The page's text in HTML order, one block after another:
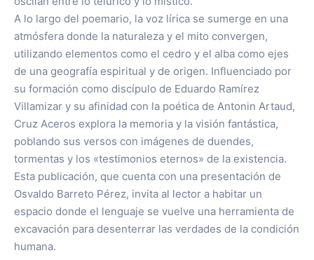
A lo largo del poemario, la voz lírica se sumerge en una
atmósfera donde la naturaleza y el mito convergen,
utilizando elementos como el cedro y el alba como ejes
de una geografía espiritual y de origen. Influenciado por
su formación como discípulo de Eduardo Ramírez
Villamizar y su afinidad con la poética de Antonin Artaud,
Cruz Aceros explora la memoria y la visión fantástica,
poblando sus versos con imágenes de duendes,
tormentas y los «testimonios eternos» de la existencia.
Esta publicación, que cuenta con una presentación de
Osvaldo Barreto Pérez, invita al lector a habitar un
espacio donde el lenguaje se vuelve una herramienta de
excavación para desenterrar las verdades de la condición
humana.